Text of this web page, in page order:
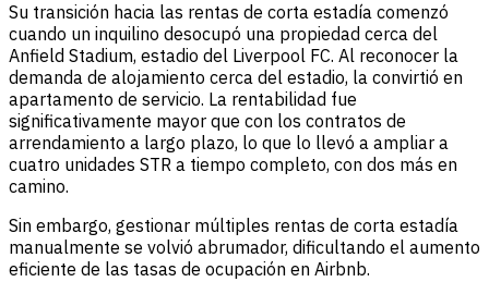
Su transición hacia las rentas de corta estadía comenzó
cuando un inquilino desocupó una propiedad cerca del
Anfield Stadium, estadio del Liverpool FC. Al reconocer la
demanda de alojamiento cerca del estadio, la convirtió en
apartamento de servicio. La rentabilidad fue
significativamente mayor que con los contratos de
arrendamiento a largo plazo, lo que lo llevó a ampliar a
cuatro unidades STR a tiempo completo, con dos más en
camino.
Sin embargo, gestionar múltiples rentas de corta estadía
manualmente se volvió abrumador, dificultando el aumento
eficiente de las tasas de ocupación en Airbnb.